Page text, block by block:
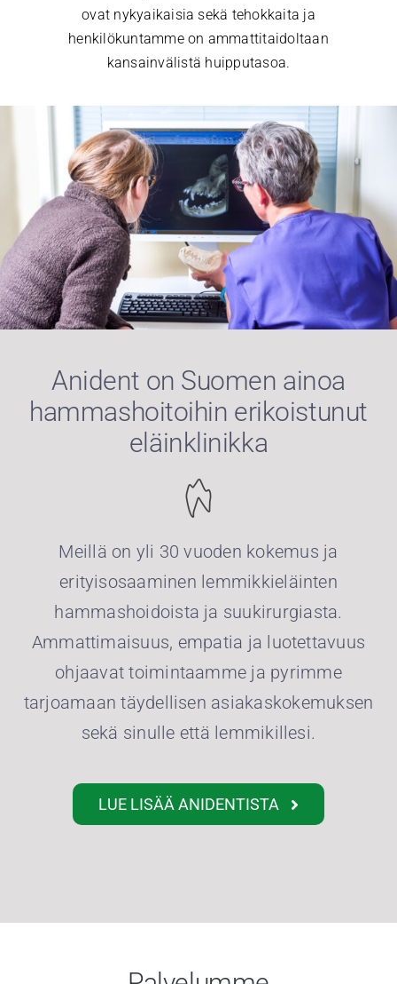
ovat nykyaikaisia sekä tehokkaita ja
henkilökuntamme on ammattitaidoltaan
kansainvälistä huipputasoa.
Anident on Suomen ainoa
hammashoitoihin erikoistunut
eläinklinikka
Meillä on yli 30 vuoden kokemus ja
erityisosaaminen lemmikkieläinten
hammashoidoista ja suukirurgiasta.
Ammattimaisuus, empatia ja luotettavuus
ohjaavat toimintaamme ja pyrimme
tarjoamaan täydellisen asiakaskokemuksen
sekä sinulle että lemmikillesi.
LUE LISÄÄ ANIDENTISTA